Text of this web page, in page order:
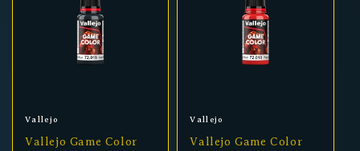
Anbieter:
Vallejo
Vallejo Game Color
Anbieter:
Vallejo
Vallejo Game Color